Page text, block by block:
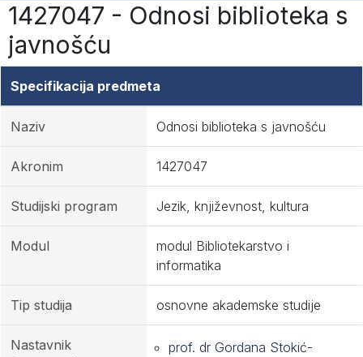
1427047 - Odnosi biblioteka s
javnošću
Specifikacija predmeta
Naziv Odnosi biblioteka s javnošću
Akronim 1427047
Studijski program Jezik, književnost, kultura
Modul
modul Bibliotekarstvo i
informatika
Tip studija osnovne akademske studije
Nastavnik
prof. dr Gordana Stokić-